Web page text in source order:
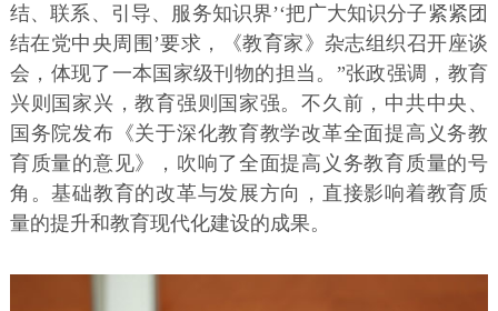
结、联系、引导、服务知识界’‘把广大知识分子紧紧团
结在党中央周围’要求，《教育家》杂志组织召开座谈
会，体现了一本国家级刊物的担当。”张政强调，教育
兴则国家兴，教育强则国家强。不久前，中共中央、
国务院发布《关于深化教育教学改革全面提高义务教
育质量的意见》，吹响了全面提高义务教育质量的号
角。基础教育的改革与发展方向，直接影响着教育质
量的提升和教育现代化建设的成果。